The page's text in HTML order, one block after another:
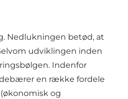
Nedlukningen betød, at
udviklingen inden
Indenfor
en række fordele
og